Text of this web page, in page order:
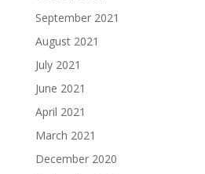
September 2021
August 2021
July 2021
June 2021
April 2021
March 2021
December 2020